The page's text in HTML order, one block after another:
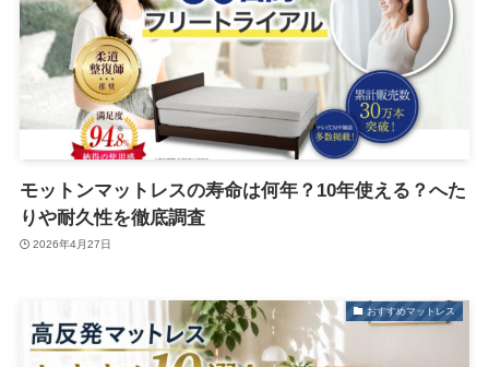
モットンマットレスの寿命は何年？10年使える？へた
りや耐久性を徹底調査
2026年4月27日
おすすめマットレス